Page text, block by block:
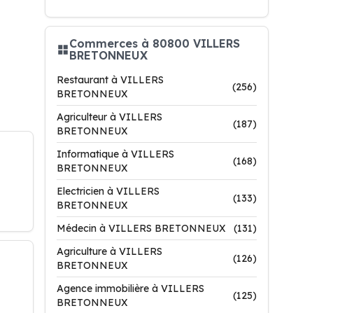
Commerces à 80800 VILLERS
BRETONNEUX
Restaurant à VILLERS
BRETONNEUX
(256)
Agriculteur à VILLERS
BRETONNEUX
(187)
Informatique à VILLERS
BRETONNEUX
(168)
Electricien à VILLERS
BRETONNEUX
(133)
Médecin à VILLERS BRETONNEUX
(131)
Agriculture à VILLERS
BRETONNEUX
(126)
Agence immobilière à VILLERS
BRETONNEUX
(125)